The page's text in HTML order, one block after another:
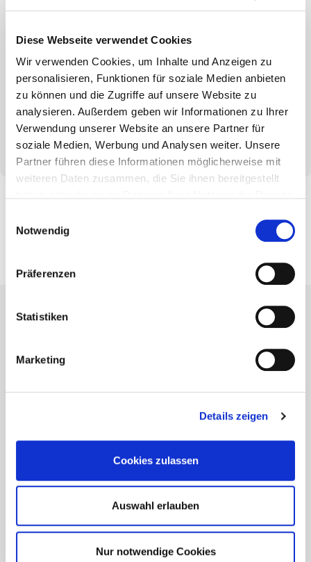
Diese Webseite verwendet Cookies
Wir verwenden Cookies, um Inhalte und Anzeigen zu
personalisieren, Funktionen für soziale Medien anbieten
zu können und die Zugriffe auf unsere Website zu
analysieren. Außerdem geben wir Informationen zu Ihrer
Verwendung unserer Website an unsere Partner für
soziale Medien, Werbung und Analysen weiter. Unsere
Partner führen diese Informationen möglicherweise mit
weiteren Daten zusammen, die Sie ihnen bereitgestellt
Notwendig
Präferenzen
Statistiken
Marketing
Details zeigen
Cookies zulassen
Auswahl erlauben
Nur notwendige Cookies
bring balance to patios!
GIANT adjustable feet are specially designed for
supporting heavy, large-format stone slabs or ceramic
tiles. The four different versions can be adjusted from
40 to 220 mm.
A pre-mounted impact sound insulation disc dampens
impact sound on the terrace.
Calculation
About us